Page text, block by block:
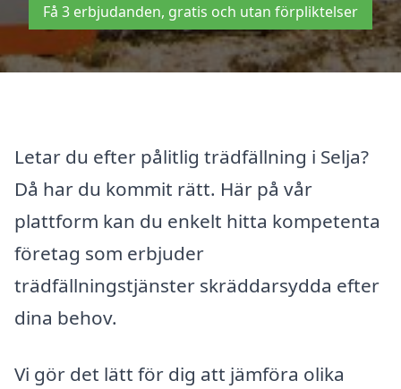
Få 3 erbjudanden, gratis och utan förpliktelser
Letar du efter pålitlig trädfällning i Selja?
Då har du kommit rätt. Här på vår
plattform kan du enkelt hitta kompetenta
företag som erbjuder
trädfällningstjänster skräddarsydda efter
dina behov.
Vi gör det lätt för dig att jämföra olika